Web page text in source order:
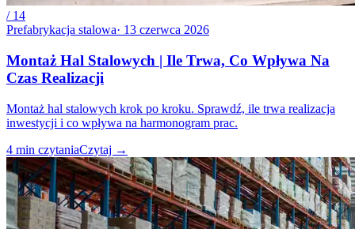
/ 14
Prefabrykacja stalowa· 13 czerwca 2026
Montaż Hal Stalowych | Ile Trwa, Co Wpływa Na
Czas Realizacji
Montaż hal stalowych krok po kroku. Sprawdź, ile trwa realizacja
inwestycji i co wpływa na harmonogram prac.
4 min czytaniaCzytaj →